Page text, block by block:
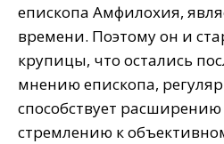
епископа Амфилохия,
времени. Поэтому он и
крупицы, что остались
мнению епископа,
способствует расширению
стремлению к